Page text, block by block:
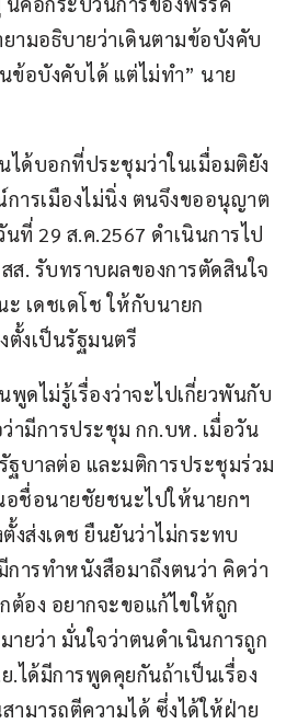
ามอธิบายว่าเดินตามข้อบังคับ
ข้อบังคับได้ แต่ไม่ทำ” นาย
ได้บอกที่ประชุมว่าในเมื่อมติยัง
ารเมืองไม่นิ่ง ตนจึงขออนุญาต
ที่ 29 ส.ค.2567 ดำเนินการไป
ส. รับทราบผลของการตัดสินใจ
เดชเดโช ให้กับนายก
ตั้งเป็นรัฐมนตรี
พูดไม่รู้เรื่องว่าจะไปเกี่ยวพันกับ
ามีการประชุม กก.บห. เมื่อวัน
ฐบาลต่อ และมติการประชุมร่วม
อชื่อนายชัยชนะไปให้นายกฯ
งส่งเดช ยืนยันว่าไม่กระทบ
ารทำหนังสือมาถึงตนว่า คิดว่า
ต้อง อยากจะขอแก้ไขให้ถูก
ยว่า มั่นใจว่าตนดำเนินการถูก
.ได้มีการพูดคุยกันถ้าเป็นเรื่อง
มารถตีความได้ ซึ่งได้ให้ฝ่าย